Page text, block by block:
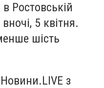
Ростовській
5 квітня.
шість
з